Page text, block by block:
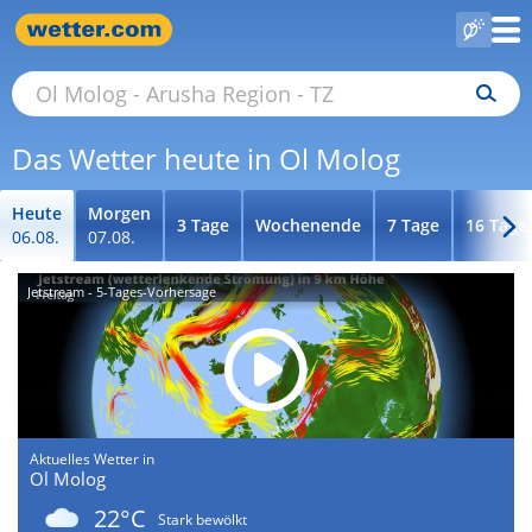
Das Wetter heute in Ol Molog
Heute
06.08.
Morgen
07.08.
3 Tage Wochenende 7 Tage 16 Tage
Jetstream - 5-Tages-Vorhersage
Aktuelles Wetter in
Ol Molog
22°C
Stark bewölkt